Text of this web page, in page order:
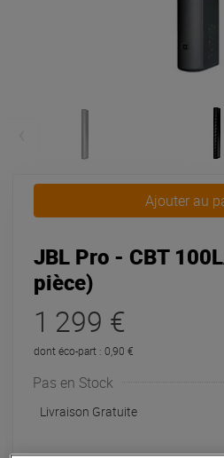
Ajouter au
JBL Pro - CBT
pièce)
1 299 €
dont éco-part : 0,90 €
Pas en Stock
Livraison Gratuite